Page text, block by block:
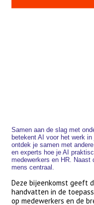
Samen aan de slag met
betekent AI voor het werk
ontdek je samen met
en experts hoe je AI
medewerkers en HR.
mens centraal.
Deze bijeenkomst geeft
handvatten in de
op medewerkers en de